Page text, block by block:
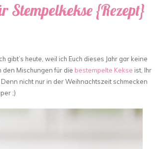
{Rezept}
gibt’s heute, weil ich Euch dieses Jahr gar keine
Mischungen für die bestempelte Kekse ist, Ihr
nicht nur in der Weihnachtszeit schmecken
;)